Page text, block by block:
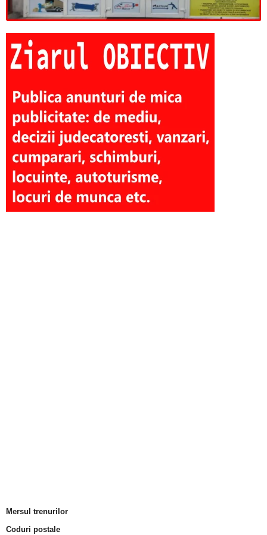
Mersul trenurilor
Coduri postale